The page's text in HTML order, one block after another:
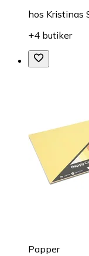
hos Kristinas
+4 butiker
Papper